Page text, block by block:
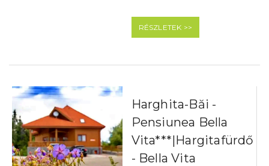
RÉSZLETEK >>
Harghita-Băi -
Pensiunea Bella
Vita***|Hargitafürdő
- Bella Vita